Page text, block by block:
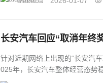
长安汽车回应“取消年终
针对近期网络上出现的“长安汽
025年，长安汽车整体经营态势